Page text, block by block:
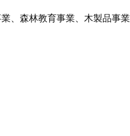
、森林教育事業、木製品事業